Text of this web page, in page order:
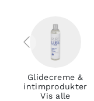
Glidecreme &
intimprodukter
Vis alle